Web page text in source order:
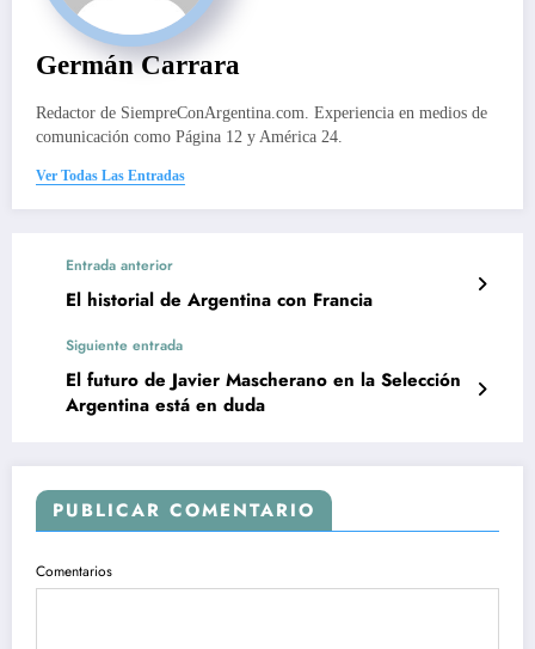
Germán Carrara
Redactor de SiempreConArgentina.com. Experiencia en medios de
comunicación como Página 12 y América 24.
Ver Todas Las Entradas
Entrada anterior
El historial de Argentina con Francia
Siguiente entrada
El futuro de Javier Mascherano en la Selección
Argentina está en duda
PUBLICAR COMENTARIO
Comentarios